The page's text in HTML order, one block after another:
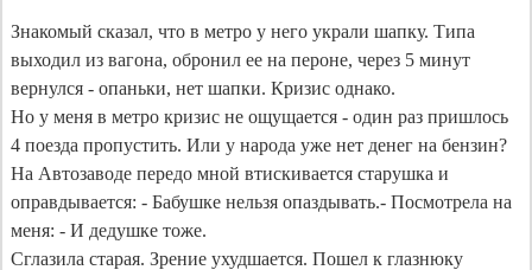
Знакомый сказал, что в метро у него украли шапку. Типа
выходил из вагона, обронил ее на пероне, через 5 минут
вернулся - опаньки, нет шапки. Кризис однако.
Но у меня в метро кризис не ощущается - один раз пришлось
4 поезда пропустить. Или у народа уже нет денег на бензин?
На Автозаводе передо мной втискивается старушка и
оправдывается: - Бабушке нельзя опаздывать.- Посмотрела на
меня: - И дедушке тоже.
Сглазила старая. Зрение ухудшается. Пошел к глазнюку